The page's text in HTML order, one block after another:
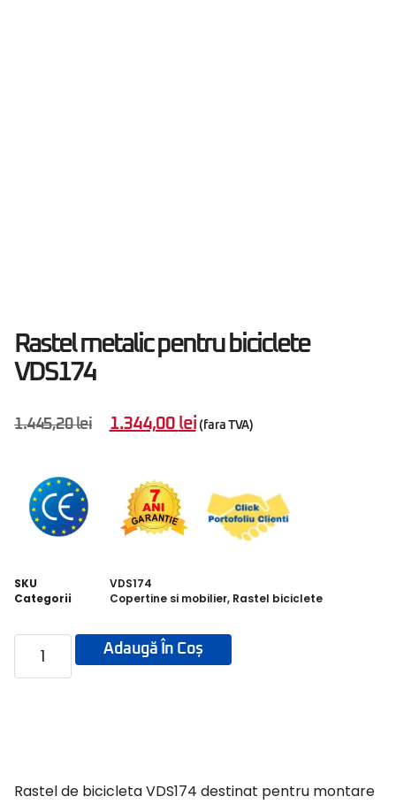
Rastel metalic pentru biciclete
VDS174
1.445,20lei 1.344,00 lei (fara TVA)
SKU
VDS174
Categorii
Copertine si mobilier, Rastel biciclete
Adaugă În Coș
Rastel de bicicleta VDS174 destinat pentru montare